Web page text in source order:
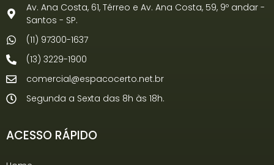
Av. Ana Costa, 61, Térreo e Av. Ana Costa, 59, 9º andar -
Santos - SP.
(11) 97300-1637
(13) 3229-1900
comercial@espacocerto.net.br
Segunda a Sexta das 8h às 18h.
ACESSO RÁPIDO